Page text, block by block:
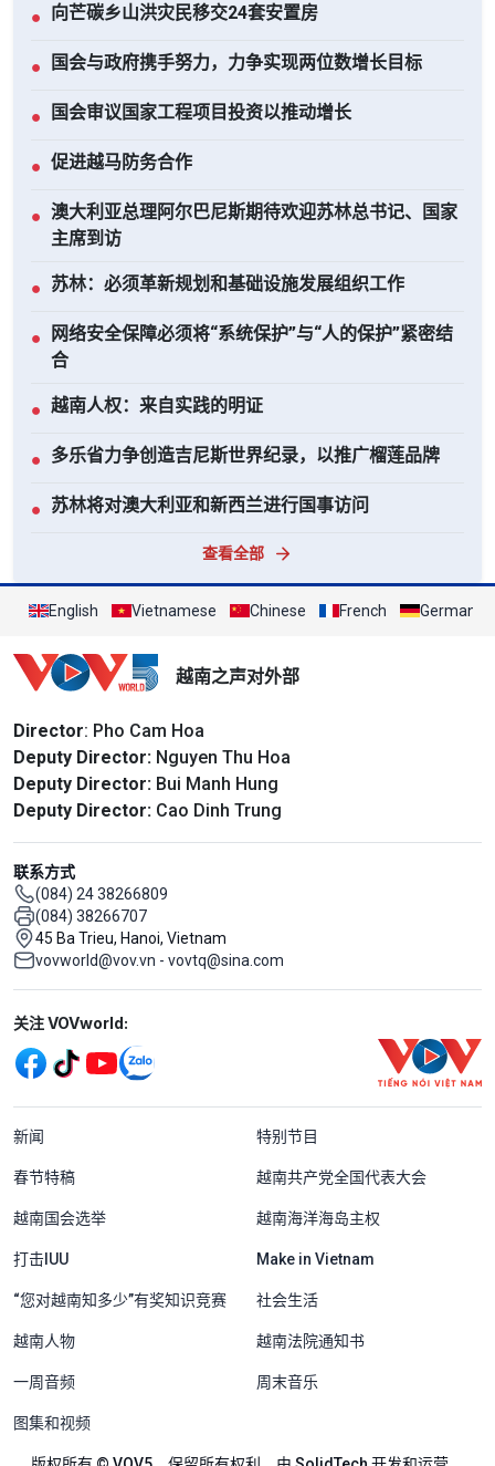
● 向芒碳乡山洪灾民移交24套安置房
● 国会与政府携手努力，力争实现两位数增长目标
● 国会审议国家工程项目投资以推动增长
● 促进越马防务合作
● 澳大利亚总理阿尔巴尼斯期待欢迎苏林总书记、国家
主席到访
● 苏林：必须革新规划和基础设施发展组织工作
●
网络安全保障必须将“系统保护”与“人的保护”紧密结
合
● 越南人权：来自实践的明证
● 多乐省力争创造吉尼斯世界纪录，以推广榴莲品牌
● 苏林将对澳大利亚和新西兰进行国事访问
查看全部
English Vietnamese Chinese French German
越南之声对外部
Director: Pho Cam Hoa
Deputy Director: Nguyen Thu Hoa
Deputy Director: Bui Manh Hung
Deputy Director: Cao Dinh Trung
联系方式
(084) 24 38266809
(084) 38266707
45 Ba Trieu, Hanoi, Vietnam
vovworld@vov.vn - vovtq@sina.com
Mạng xã hội
关注 VOVworld:
Menu footer tiếng Trung Quốc
新闻 特别节目
春节特稿 越南共产党全国代表大会
越南国会选举 越南海洋海岛主权
打击IUU Make in Vietnam
“您对越南知多少”有奖知识竞赛 社会生活
越南人物 越南法院通知书
一周音频 周末音乐
图集和视频